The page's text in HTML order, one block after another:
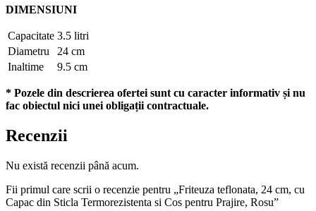
DIMENSIUNI
Capacitate 3.5 litri
Diametru
24 cm
Inaltime
9.5 cm
* Pozele din descrierea ofertei sunt cu caracter informativ și nu
fac obiectul nici unei obligații contractuale.
Recenzii
Nu există recenzii până acum.
Fii primul care scrii o recenzie pentru „Friteuza teflonata, 24 cm, cu
Capac din Sticla Termorezistenta si Cos pentru Prajire, Rosu”